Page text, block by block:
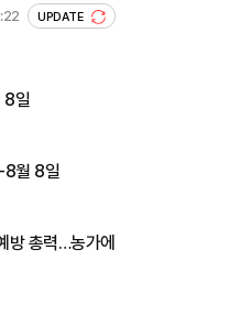
UPDATE
8일
8월 8일
방 총력…농가에